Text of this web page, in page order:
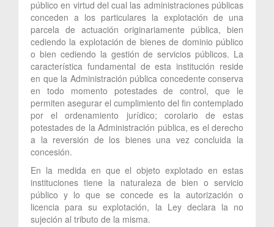
público en virtud del cual las administraciones públicas
conceden a los particulares la explotación de una
parcela de actuación originariamente pública, bien
cediendo la explotación de bienes de dominio público
o bien cediendo la gestión de servicios públicos. La
característica fundamental de esta institución reside
en que la Administración pública concedente conserva
en todo momento potestades de control, que le
permiten asegurar el cumplimiento del fin contemplado
por el ordenamiento jurídico; corolario de estas
potestades de la Administración pública, es el derecho
a la reversión de los bienes una vez concluida la
concesión.
En la medida en que el objeto explotado en estas
instituciones tiene la naturaleza de bien o servicio
público y lo que se concede es la autorización o
licencia para su explotación, la Ley declara la no
sujeción al tributo de la misma.